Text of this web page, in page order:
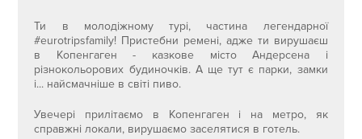
Ти в молодіжному турі, частина легендарної
#eurotripsfamily! Пристебни ремені, адже ти вирушаєш
в Копенгаген - казкове місто Андерсена і
різнокольорових будиночків. А ще тут є парки, замки
і... найсмачніше в світі пиво.
Увечері прилітаємо в Копенгаген і на метро, як
справжні локали, вирушаємо заселятися в готель.